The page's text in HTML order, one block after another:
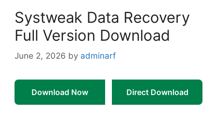
Systweak Data Recovery
Full Version Download
June 2, 2026 by adminarf
Download Now Direct Download